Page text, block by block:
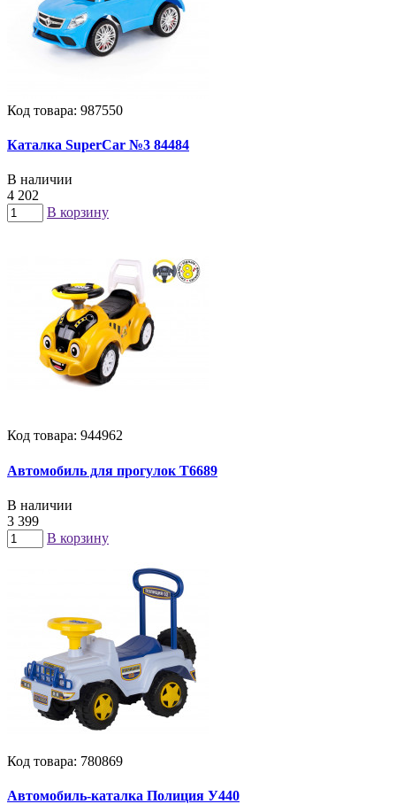
Код товара: 987550
Каталка SuperCar №3 84484
В наличии
4 202
В корзину
Код товара: 944962
Автомобиль для прогулок Т6689
В наличии
3 399
В корзину
Код товара: 780869
Автомобиль-каталка Полиция У440